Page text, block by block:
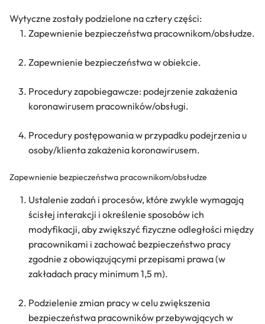
Wytyczne zostały podzielone na cztery części:
Zapewnienie bezpieczeństwa pracownikom/obsłudze.
Zapewnienie bezpieczeństwa w obiekcie.
Procedury zapobiegawcze: podejrzenie zakażenia
koronawirusem pracowników/obsługi.
Procedury postępowania w przypadku podejrzenia u
osoby/klienta zakażenia koronawirusem.
Zapewnienie bezpieczeństwa pracownikom/obsłudze
Ustalenie zadań i procesów, które zwykle wymagają
ścisłej interakcji i określenie sposobów ich
modyfikacji, aby zwiększyć fizyczne odległości między
pracownikami i zachować bezpieczeństwo pracy
zgodnie z obowiązującymi przepisami prawa (w
zakładach pracy minimum 1,5 m).
Podzielenie zmian pracy w celu zwiększenia
bezpieczeństwa pracowników przebywających w